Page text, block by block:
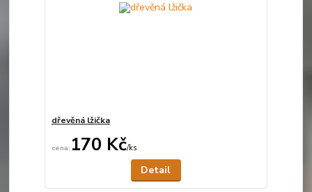
dřevěná lžička
170 Kč/ks
Detail